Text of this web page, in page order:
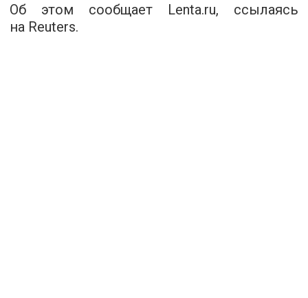
Об этом сообщает Lenta.ru, ссылаясь
на Reuters.